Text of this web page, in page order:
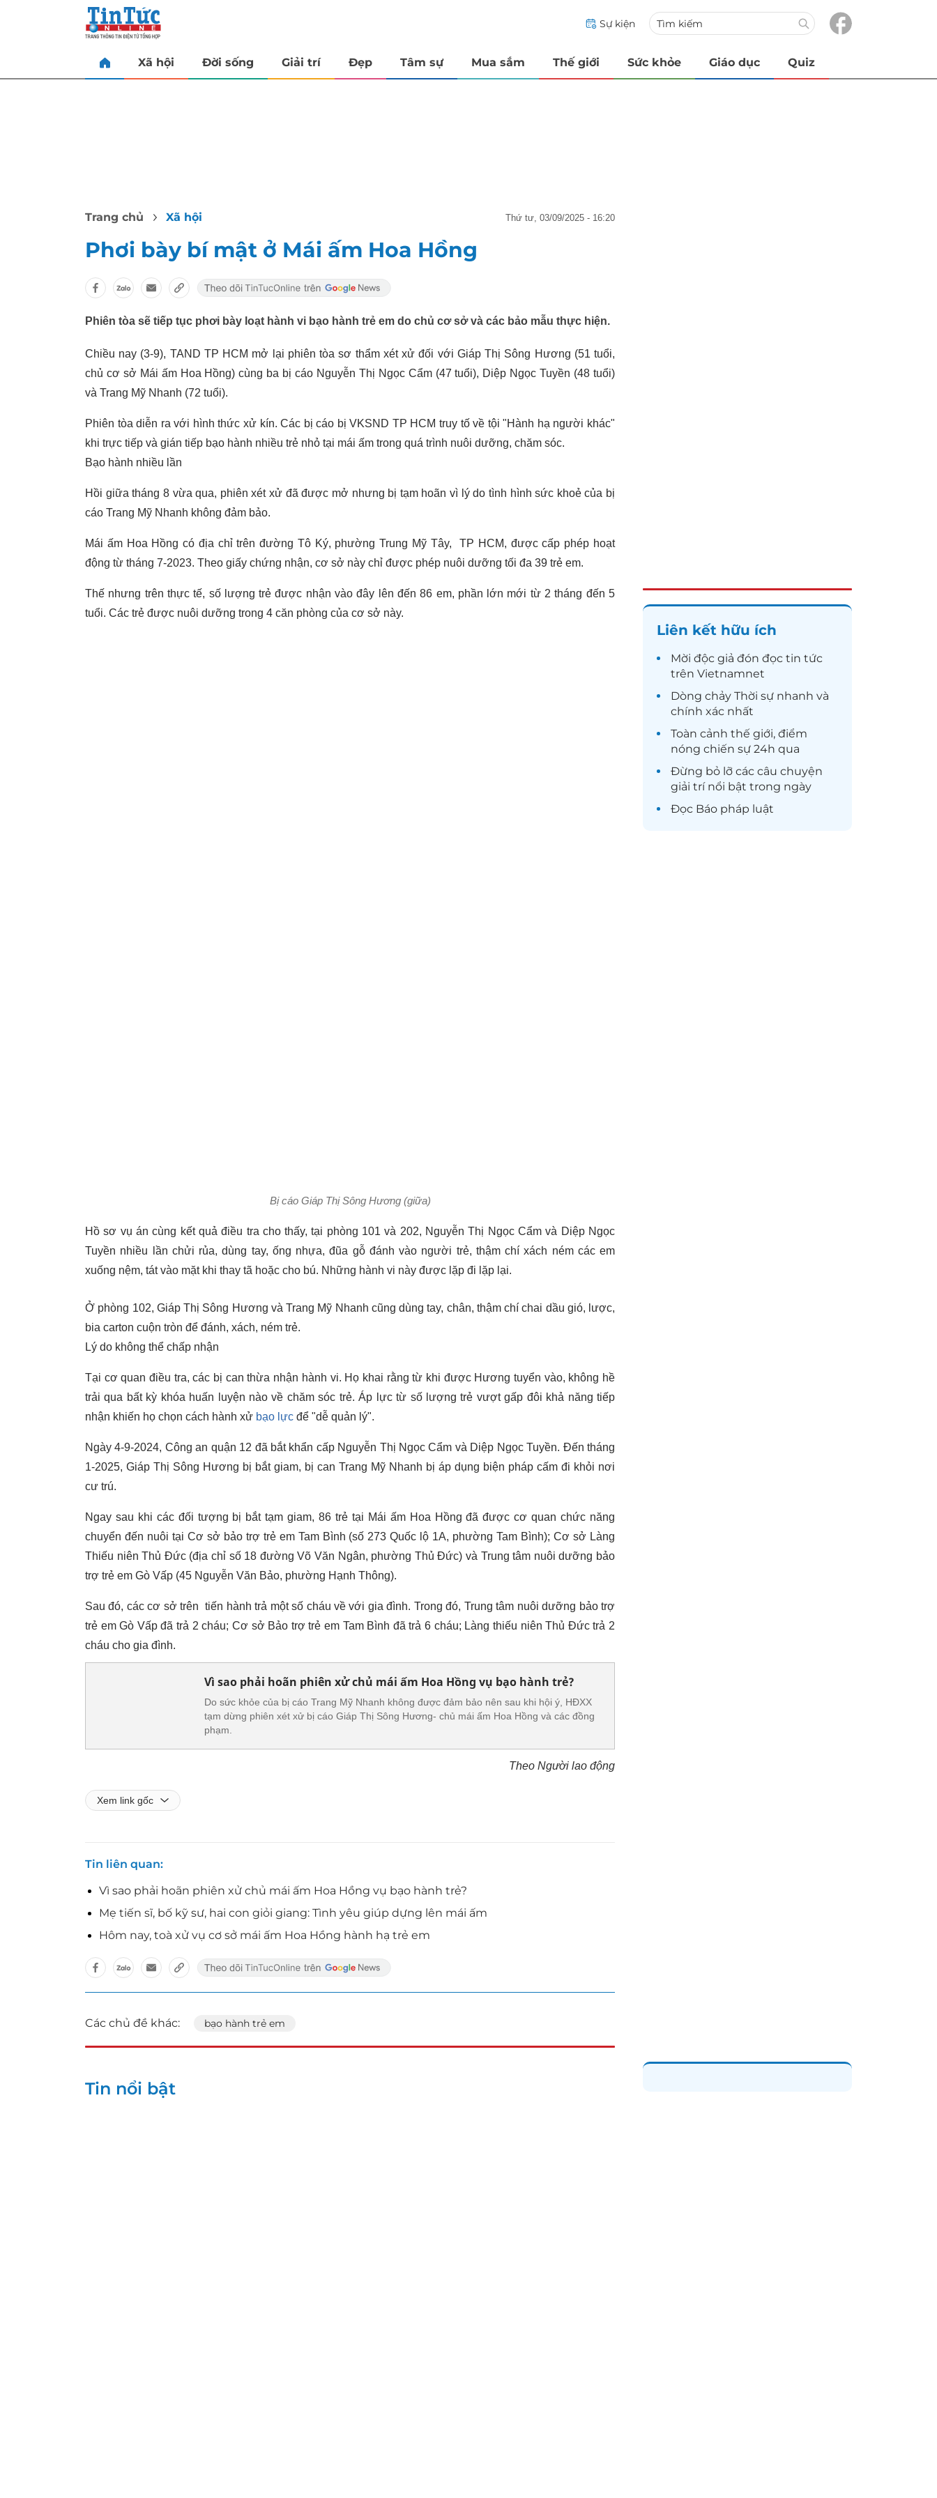
Sự kiện
Xã hội Đời sống Giải trí Đẹp Tâm sự Mua sắm Thế giới Sức khỏe Giáo dục Quiz
Trang chủ Xã hội thứ tư, 03/09/2025 - 16:20
Phơi bày bí mật ở Mái ấm Hoa Hồng
Phiên tòa sẽ tiếp tục phơi bày loạt hành vi bạo hành trẻ em do chủ cơ sở và các bảo mẫu thực hiện.
Chiều nay (3-9), TAND TP HCM mở lại phiên tòa sơ thẩm xét xử đối với Giáp Thị Sông Hương (51 tuổi,
chủ cơ sở Mái ấm Hoa Hồng) cùng ba bị cáo Nguyễn Thị Ngọc Cẩm (47 tuổi), Diệp Ngọc Tuyền (48 tuổi)
và Trang Mỹ Nhanh (72 tuổi).
Phiên tòa diễn ra với hình thức xử kín. Các bị cáo bị VKSND TP HCM truy tố về tội "Hành hạ người khác"
khi trực tiếp và gián tiếp bạo hành nhiều trẻ nhỏ tại mái ấm trong quá trình nuôi dưỡng, chăm sóc.
Bạo hành nhiều lần
Hồi giữa tháng 8 vừa qua, phiên xét xử đã được mở nhưng bị tạm hoãn vì lý do tình hình sức khoẻ của bị
cáo Trang Mỹ Nhanh không đảm bảo.
Mái ấm Hoa Hồng có địa chỉ trên đường Tô Ký, phường Trung Mỹ Tây, TP HCM, được cấp phép hoạt
động từ tháng 7-2023. Theo giấy chứng nhận, cơ sở này chỉ được phép nuôi dưỡng tối đa 39 trẻ em.
Thế nhưng trên thực tế, số lượng trẻ được nhận vào đây lên đến 86 em, phần lớn mới từ 2 tháng đến 5
tuổi. Các trẻ được nuôi dưỡng trong 4 căn phòng của cơ sở này.
Bị cáo Giáp Thị Sông Hương (giữa)
Hồ sơ vụ án cùng kết quả điều tra cho thấy, tại phòng 101 và 202, Nguyễn Thị Ngọc Cẩm và Diệp Ngọc
Tuyền nhiều lần chửi rủa, dùng tay, ống nhựa, đũa gỗ đánh vào người trẻ, thậm chí xách ném các em
xuống nệm, tát vào mặt khi thay tã hoặc cho bú. Những hành vi này được lặp đi lặp lại.
Ở phòng 102, Giáp Thị Sông Hương và Trang Mỹ Nhanh cũng dùng tay, chân, thậm chí chai dầu gió, lược,
bia carton cuộn tròn để đánh, xách, ném trẻ.
Lý do không thể chấp nhận
Tại cơ quan điều tra, các bị can thừa nhận hành vi. Họ khai rằng từ khi được Hương tuyển vào, không hề
trải qua bất kỳ khóa huấn luyện nào về chăm sóc trẻ. Áp lực từ số lượng trẻ vượt gấp đôi khả năng tiếp
nhận khiến họ chọn cách hành xử bạo lực để "dễ quản lý".
Ngày 4-9-2024, Công an quận 12 đã bắt khẩn cấp Nguyễn Thị Ngọc Cẩm và Diệp Ngọc Tuyền. Đến tháng
1-2025, Giáp Thị Sông Hương bị bắt giam, bị can Trang Mỹ Nhanh bị áp dụng biện pháp cấm đi khỏi nơi
cư trú.
Ngay sau khi các đối tượng bị bắt tạm giam, 86 trẻ tại Mái ấm Hoa Hồng đã được cơ quan chức năng
chuyển đến nuôi tại Cơ sở bảo trợ trẻ em Tam Bình (số 273 Quốc lộ 1A, phường Tam Bình); Cơ sở Làng
Thiếu niên Thủ Đức (địa chỉ số 18 đường Võ Văn Ngân, phường Thủ Đức) và Trung tâm nuôi dưỡng bảo
trợ trẻ em Gò Vấp (45 Nguyễn Văn Bảo, phường Hạnh Thông).
Sau đó, các cơ sở trên tiến hành trả một số cháu về với gia đình. Trong đó, Trung tâm nuôi dưỡng bảo trợ
trẻ em Gò Vấp đã trả 2 cháu; Cơ sở Bảo trợ trẻ em Tam Bình đã trả 6 cháu; Làng thiếu niên Thủ Đức trả 2
cháu cho gia đình.
Vì sao phải hoãn phiên xử chủ mái ấm Hoa Hồng vụ bạo hành trẻ?
Do sức khỏe của bị cáo Trang Mỹ Nhanh không được đảm bảo nên sau khi hội ý, HĐXX
tạm dừng phiên xét xử bị cáo Giáp Thị Sông Hương- chủ mái ấm Hoa Hồng và các đồng
phạm.
Theo Người lao động
Xem link gốc
Tin liên quan
Vì sao phải hoãn phiên xử chủ mái ấm Hoa Hồng vụ bạo hành trẻ?
Mẹ tiến sĩ, bố kỹ sư, hai con giỏi giang: Tình yêu giúp dựng lên mái ấm
Hôm nay, toà xử vụ cơ sở mái ấm Hoa Hồng hành hạ trẻ em
Các chủ đề khác: bạo hành trẻ em
Liên kết hữu ích
Mời độc giả đón đọc tin tức
trên Vietnamnet
Dòng chảy Thời sự nhanh và
chính xác nhất
Toàn cảnh thế giới, điểm
nóng chiến sự 24h qua
Đừng bỏ lỡ các câu chuyện
giải trínổi bật trong ngày
Đọc Báo pháp luật
Tin nổi bật